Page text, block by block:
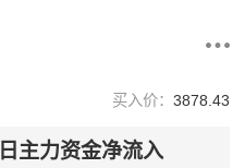
买入价： 3878.43
主力资金净流入